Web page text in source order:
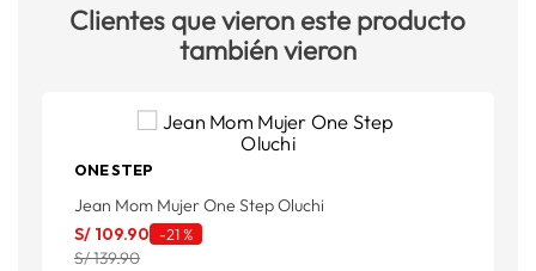
Clientes que vieron este producto
también vieron
ONE STEP
Jean Mom Mujer One Step Oluchi
S/ 109.90 -21 %
S/ 139.90